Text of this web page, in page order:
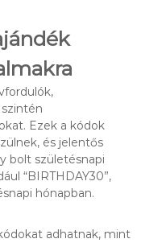
Ezek a kódok
és jelentős
bolt születésnapi
“BIRTHDAY30”,
hónapban.
adhatnak, mint